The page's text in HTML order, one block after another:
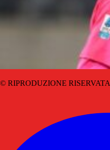
© RIPRODUZIONE RISERVATA